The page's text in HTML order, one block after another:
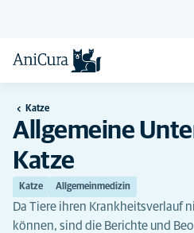
Katze
Allgemeine
Katze
Katze Allgemeinmedizin
Da Tiere ihren Krankheitsverlauf
können, sind die Berichte und